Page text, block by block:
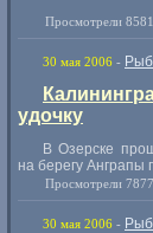
Просмотрели 8581
30 мая 2006 -
удочку
В Озерске
на берегу Анграпы
Просмотрели 7877
30 мая 2006 -